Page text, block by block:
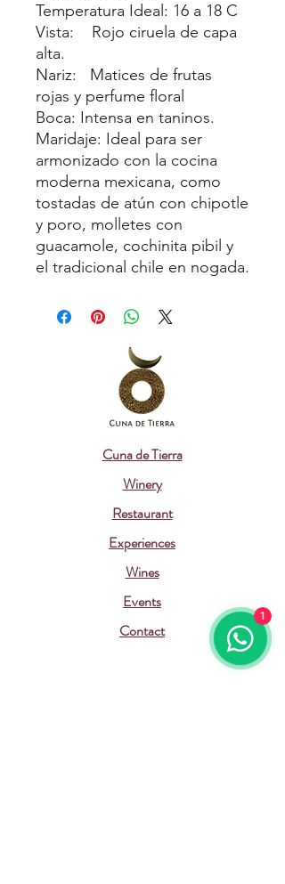
Temperatura Ideal: 16 a 18 C
Vista: Rojo ciruela de capa
alta.
Nariz: Matices de frutas
rojas y perfume floral
Boca: Intensa en taninos.
Maridaje: Ideal para ser
armonizado con la cocina
moderna mexicana, como
tostadas de atún con chipotle
y poro, molletes con
guacamole, cochinita pibil y
el tradicional chile en nogada.
Cuna de Tierra
Winery
Restaurant
Experiences
Wines
Events
Contact
1